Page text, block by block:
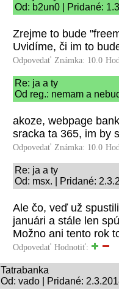
Od: b2un0 | Pridané:
Zrejme to bude
Uvidíme, či im to
Odpovedať Známka: 10.0
Re: ja a ty
Od reg.: nemam a
akoze, webpage
sracka ta 365, im by
Odpovedať Známka: 10.0
Re: ja a ty
Od: msx. | Pridané:
Ale čo, veď už
januári a stále len
Možno ani tento rok
Odpovedať Hodnotiť:
Tatrabanka
Od: vado | Pridané: